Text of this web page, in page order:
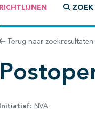
RICHTLIJNEN ZOEK
Terug naar zoekresultaten
Initiatief: NVA